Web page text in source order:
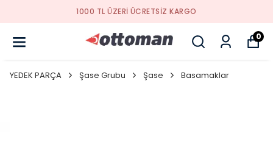
YENI SEZON ÜRÜNLER
0
YEDEK PARÇA Şase Grubu Şase Basamaklar